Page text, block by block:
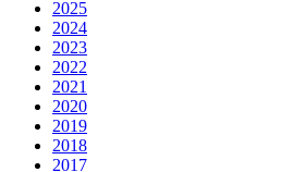
2025
2024
2023
2022
2021
2020
2019
2018
2017